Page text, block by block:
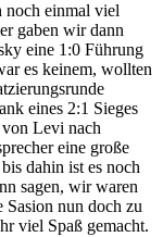
noch einmal viel
gaben wir dann
eine 1:0 Führung
es keinem, wollten
eines 2:1 Sieges
Levi nach
eine große
dahin ist es noch
sagen, wir waren
Sasion nun doch zu
viel Spaß gemacht.